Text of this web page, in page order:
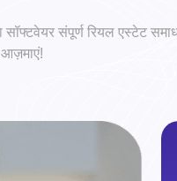
सॉफ्टवेयर संपूर्ण रियल एस्टेट
आज़माएं!